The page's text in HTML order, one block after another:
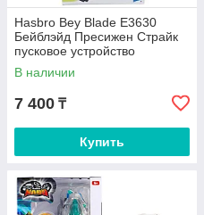
Hasbro Bey Blade E3630
Бейблэйд Пресижен Страйк
пусковое устройство
В наличии
7 400 ₸
Купить